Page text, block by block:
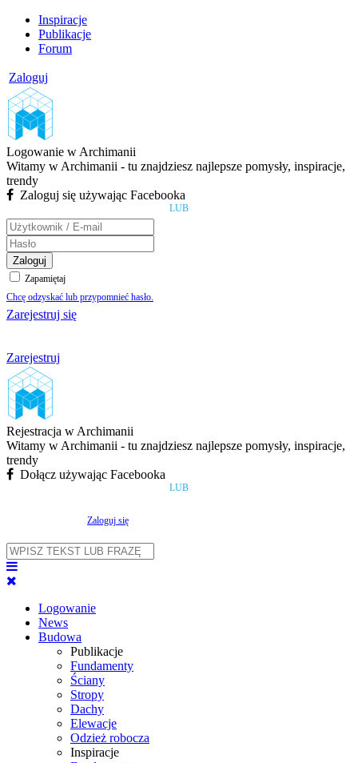
Inspiracje
Publikacje
Forum
Zaloguj
Logowanie w Archimanii
Witamy w Archimanii - tu znajdziesz najlepsze pomysły, inspiracje,
trendy
Zaloguj się używając Facebooka
LUB
Zaloguj
Zapamiętaj
Chcę odzyskać lub przypomnieć hasło.
Zarejestruj się
Zarejestruj
Rejestracja w Archimanii
Witamy w Archimanii - tu znajdziesz najlepsze pomysły, inspiracje,
trendy
Dołącz używając Facebooka
LUB
Zaloguj się
Logowanie
News
Budowa
Publikacje
Fundamenty
Ściany
Stropy
Dachy
Elewacje
Odzież robocza
Inspiracje